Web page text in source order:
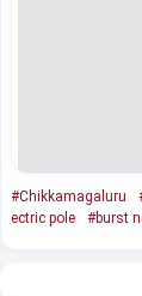
#Chikkamagaluru
ectric pole
#burst